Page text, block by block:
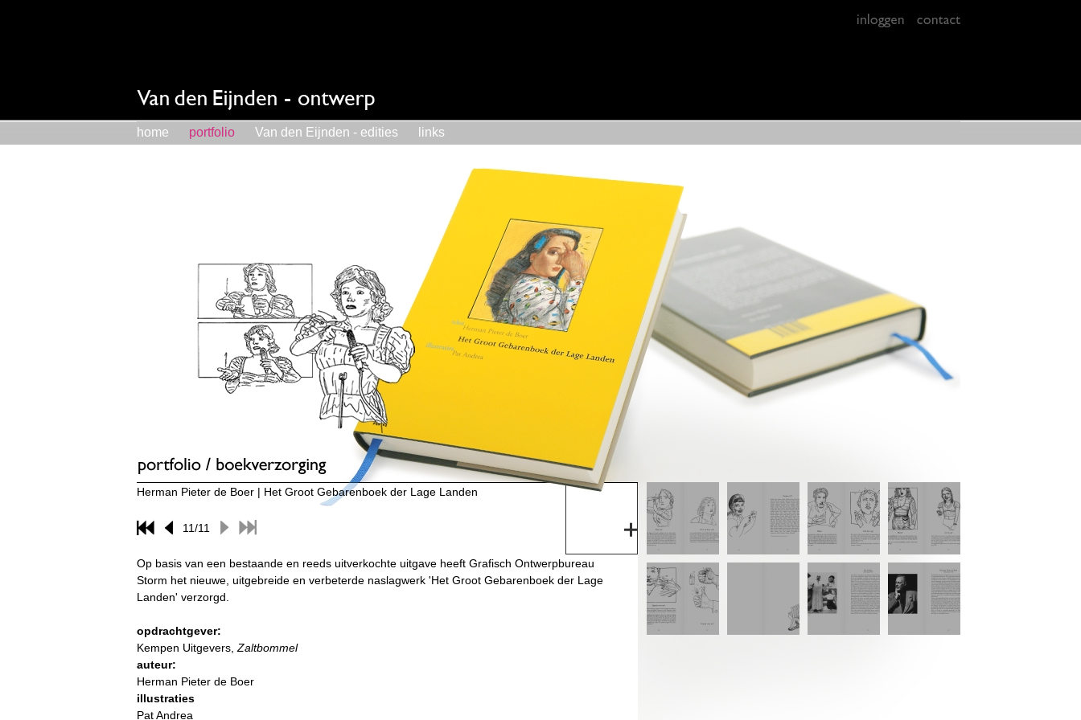
home portfolio Van den Eijnden - edities links
Herman Pieter de Boer | Het Groot Gebarenboek der Lage Landen
11/11
Op basis van een bestaande en reeds uitverkochte uitgave heeft Grafisch Ontwerpbureau
Storm het nieuwe, uitgebreide en verbeterde naslagwerk 'Het Groot Gebarenboek der Lage
Landen' verzorgd.
opdrachtgever:
Kempen Uitgevers, Zaltbommel
auteur:
Herman Pieter de Boer
illustraties
Pat Andrea